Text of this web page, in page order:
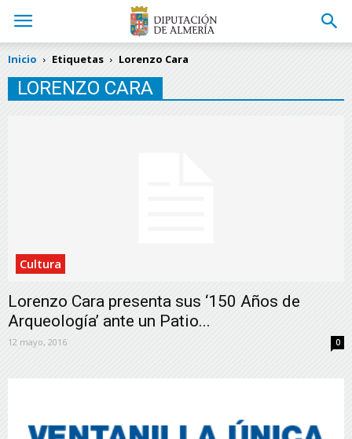
Inicio Etiquetas Lorenzo Cara
LORENZO CARA
Cultura
Lorenzo Cara presenta sus ‘150 Años de
Arqueología’ ante un Patio...
12 mayo, 2016 0